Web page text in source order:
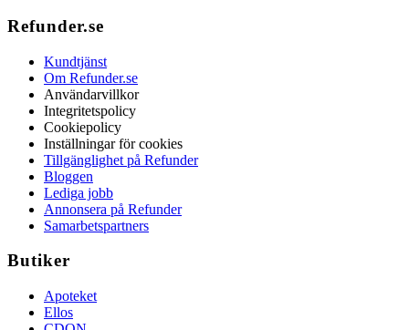
Refunder.se
Kundtjänst
Om Refunder.se
Användarvillkor
Integritetspolicy
Cookiepolicy
Inställningar för cookies
Tillgänglighet på Refunder
Bloggen
Lediga jobb
Annonsera på Refunder
Samarbetspartners
Butiker
Apoteket
Ellos